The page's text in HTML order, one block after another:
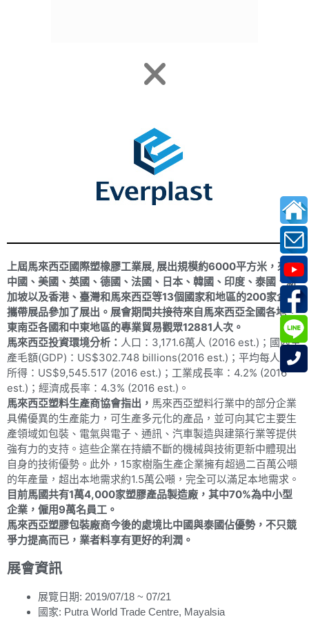
上屆馬來西亞國際塑橡膠工業展, 展出規模約6000平方米，來自
中國、美國、英國、德國、法國、日本、韓國、印度、泰國、新
加坡以及香港、臺灣和馬來西亞等13個國家和地區的200家企業
攜帶展品參加了展出。展會期間共接待來自馬來西亞全國各地、
東南亞各國和中東地區的專業貿易觀眾12881人次。
馬來西亞投資環境分析： 人口：3,171.6萬人 (2016 est.)；國內生
產毛額(GDP)：US$302.748 billions(2016 est.)；平均每人國民
所得：US$9,545.517 (2016 est.)；工業成長率：4.2% (2016
est.)；經濟成長率：4.3% (2016 est.)。
馬來西亞塑料生產商協會指出， 馬來西亞塑料行業中的部分企業
具備優異的生產能力，可生產多元化的產品，並可向其它主要生
產領域如包裝、電氣與電子、通訊、汽車製造與建築行業等提供
強有力的支持。這些企業在持續不斷的機械與技術更新中體現出
自身的技術優勢。此外，15家樹脂生產企業擁有超過二百萬公噸
的年產量，超出本地需求約1.5萬公噸，完全可以滿足本地需求。
目前馬國共有1萬4,000家塑膠產品製造廠，其中70%為中小型
企業，僱用9萬名員工。
馬來西亞塑膠包裝廠商今後的處境比中國與泰國佔優勢，不只競
爭力提高而已，業者料享有更好的利潤。
展會資訊
展覽日期: 2019/07/18 ~ 07/21
國家: Putra World Trade Centre, Mayalsia